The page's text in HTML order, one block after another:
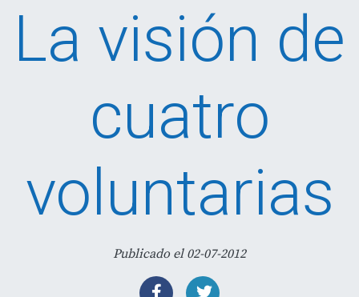
La visión de
cuatro
voluntarias
Publicado el 02-07-2012